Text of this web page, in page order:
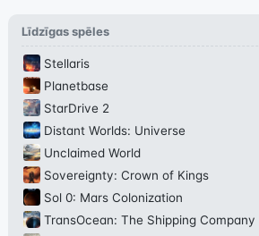
Līdzīgas spēles
Stellaris
Planetbase
StarDrive 2
Distant Worlds: Universe
Unclaimed World
Sovereignty: Crown of Kings
Sol 0: Mars Colonization
TransOcean: The Shipping Company